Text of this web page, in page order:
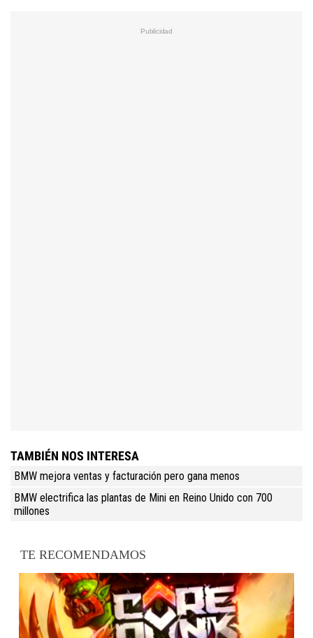
TAMBIÉN NOS INTERESA
BMW mejora ventas y facturación pero gana menos
BMW electrifica las plantas de Mini en Reino Unido con 700
millones
TE RECOMENDAMOS